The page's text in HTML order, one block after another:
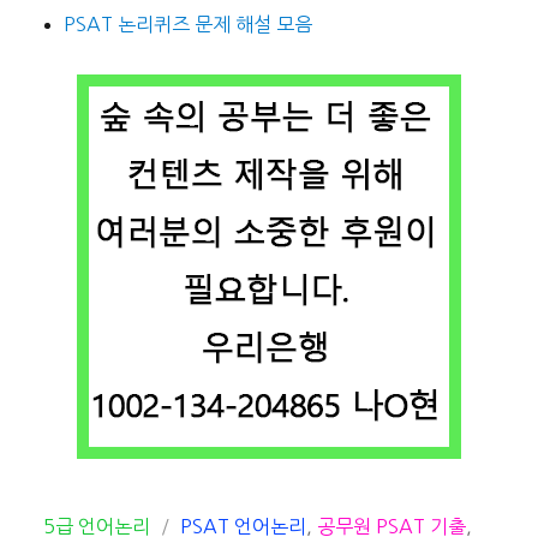
PSAT 논리퀴즈 문제 해설 모음
카
5급 언어논리
태
PSAT 언어논리 공무원 PSAT 기출,